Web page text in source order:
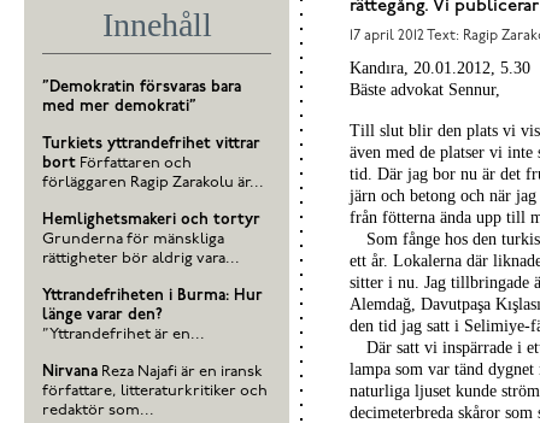
rättegång. Vi
17 april 2012 Text: Ragip
Kandıra, 20.01.2012, 5.30
Bäste advokat Sennur,
Till slut blir den plats vi
även med de platser vi
tid. Där jag bor nu är det
järn och betong och när
från fötterna ända upp till
Som fånge hos den
ett år. Lokalerna där
sitter i nu. Jag tillbringade
Alemdağ, Davutpaşa
den tid jag satt i Selimiye-
Där satt vi inspärrade i
lampa som var tänd
naturliga ljuset kunde
decimeterbreda skåror
Innehåll
”Demokratin försvaras bara
med mer demokrati”
Turkiets yttrandefrihet vittrar
bort Författaren och
förläggaren Ragip Zarakolu är...
Hemlighetsmakeri och tortyr
Grunderna för mänskliga
rättigheter bör aldrig vara...
Yttrandefriheten i Burma: Hur
länge varar den?
”Yttrandefrihet är en...
Nirvana Reza Najafi är en iransk
författare, litteraturkritiker och
redaktör som...